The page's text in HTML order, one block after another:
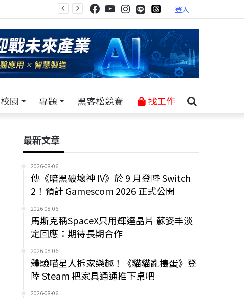
登入
校園 專題 黑客松競賽 找工作
最新文章
2026-08-06
傳《暗黑破壞神 IV》於 9 月登陸 Switch
2！預計 Gamescom 2026 正式公開
2026-08-06
馬斯克稱SpaceX只用輝達晶片 蘇姿丰淡
定回應：期待長期合作
2026-08-06
體驗喵星人拆家樂趣！《貓貓亂搗蛋》登
陸 Steam 把家具通通推下桌吧
2026-08-06